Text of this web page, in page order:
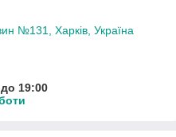
№131, Харків, Україна
19:00